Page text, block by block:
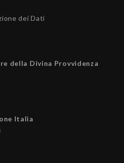
dei Dati
della Divina Provvidenza
Italia